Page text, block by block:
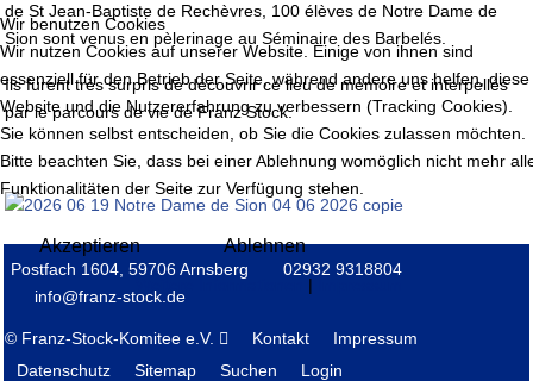
de St Jean-Baptiste de Rechèvres, 100 élèves de Notre Dame de
Sion sont venus en pèlerinage au Séminaire des Barbelés.
Ils furent très surpris de découvrir ce lieu de mémoire et interpellés
par le parcours de vie de Franz Stock.
Postfach 1604, 59706 Arnsberg
02932 9318804
info@franz-stock.de
© Franz-Stock-Komitee e.V. Kontakt
Impressum
Datenschutz
Sitemap Suchen Login
Wir benutzen Cookies
Wir nutzen Cookies auf unserer Website. Einige von ihnen sind
essenziell für den Betrieb der Seite, während andere uns helfen, diese
Website und die Nutzererfahrung zu verbessern (Tracking Cookies).
Sie können selbst entscheiden, ob Sie die Cookies zulassen möchten.
Bitte beachten Sie, dass bei einer Ablehnung womöglich nicht mehr
Funktionalitäten der Seite zur Verfügung stehen.
Akzeptieren Ablehnen
Weitere Informationen |